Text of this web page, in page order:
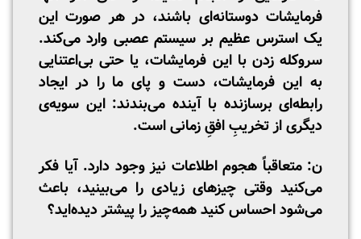
فرمایشات‌ دوستانه‌ای باشند، در هر صورت این
یک استرس عظیم بر سیستم عصبی وارد می‌کند.
سروکله زدن با این فرمایشات، یا حتی بی‌اعتنایی
به این فرمایشات، دست و پای ما را در ایجاد
رابطه‌ای برسازنده با آینده می‌بندند: این سویه‌ی
دیگری از تخریبِ افقِ‌ زمانی است.
ن: متعاقباً هجوم اطلاعات نیز وجود دارد. آیا فکر
می‌کنید وقتی چیزهای زیادی را می‌بینید، باعث
می‌شود احساس کنید همه‌چیز را پیشتر دیده‌اید؟